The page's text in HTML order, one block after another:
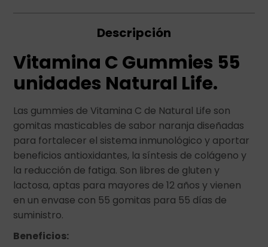
Descripción
Vitamina C Gummies 55
unidades Natural Life.
Las gummies de Vitamina C de Natural Life son
gomitas masticables de sabor naranja diseñadas
para fortalecer el sistema inmunológico y aportar
beneficios antioxidantes, la síntesis de colágeno y
la reducción de fatiga. Son libres de gluten y
lactosa, aptas para mayores de 12 años y vienen
en un envase con 55 gomitas para 55 días de
suministro.
Beneficios: